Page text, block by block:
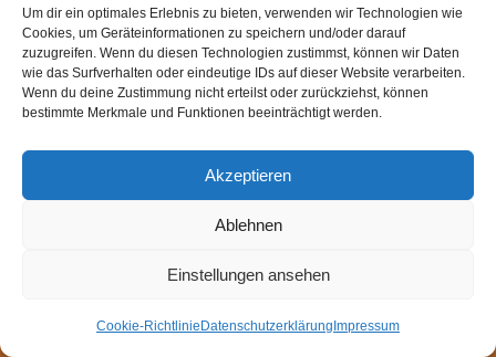
Um dir ein optimales Erlebnis zu bieten, verwenden wir Technologien wie
Cookies, um Geräteinformationen zu speichern und/oder darauf
zuzugreifen. Wenn du diesen Technologien zustimmst, können wir Daten
wie das Surfverhalten oder eindeutige IDs auf dieser Website verarbeiten.
Wenn du deine Zustimmung nicht erteilst oder zurückziehst, können
bestimmte Merkmale und Funktionen beeinträchtigt werden.
Akzeptieren
Ablehnen
Einstellungen ansehen
Cookie-Richtlinie Datenschutzerklärung Impressum
abzugeben.
WEINGUT SHOP
TAGEBUCH KONTAKT Impressum Datenschutz